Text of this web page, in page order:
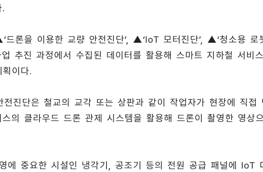
론을 이용한 교량 안전진단’, ▲‘IoT 모터진단’, ▲‘청소용 로
추진 과정에서 수집된 데이터를 활용해 스마트 지하철 서비
이다.
진단은 철교의 교각 또는 상판과 같이 작업자가 현장에 직접
의 클라우드 드론 관제 시스템을 활용해 드론이 촬영한 영상
에 중요한 시설인 냉각기, 공조기 등의 전원 공급 패널에 IoT